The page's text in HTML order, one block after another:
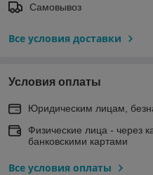
Самовывоз
Все условия доставки
Условия оплаты
Юридическим лицам,
Физические лица - через
банковскими картами
Все условия оплаты